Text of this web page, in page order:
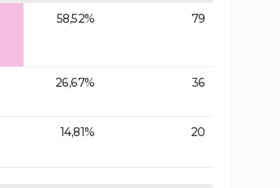
58,52% 79
26,67% 36
14,81% 20